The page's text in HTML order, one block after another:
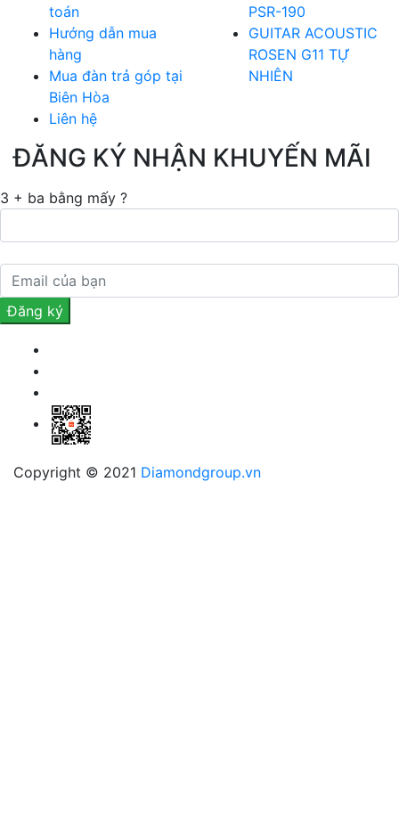
toán
Hướng dẫn mua
hàng
Mua đàn trả góp tại
Biên Hòa
Liên hệ
PSR-190
GUITAR ACOUSTIC
ROSEN G11 TỰ
NHIÊN
ĐĂNG KÝ NHẬN KHUYẾN MÃI
3 + ba bằng mấy ?
Copyright © 2021 Diamondgroup.vn